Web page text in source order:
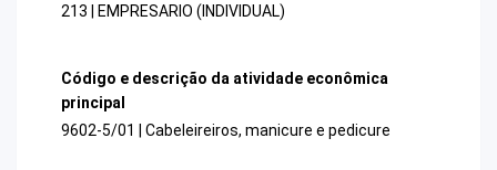
213 | EMPRESARIO (INDIVIDUAL)
Código e descrição da atividade econômica
principal
9602-5/01 | Cabeleireiros, manicure e pedicure